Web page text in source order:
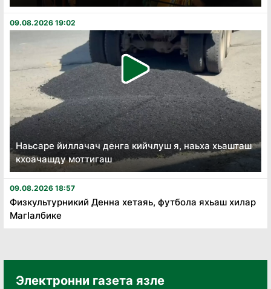
09.08.2026 19:02
Наьсаре йиллачач денга кийчлуш я, наьха хьашташ
кхоачашду моттигаш
09.08.2026 18:57
Физкультурникий Денна хетаяь, футбола яхьаш хилар
Магӏалбике
Электронни газета язле